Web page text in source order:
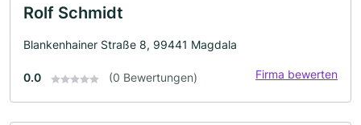
Rolf Schmidt
Blankenhainer Straße 8, 99441 Magdala
0.0 (0 Bewertungen) Firma bewerten